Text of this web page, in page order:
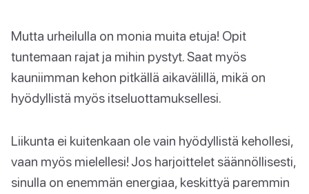
Mutta urheilulla on monia muita etuja! Opit
tuntemaan rajat ja mihin pystyt. Saat myös
kauniimman kehon pitkällä aikavälillä, mikä on
hyödyllistä myös itseluottamuksellesi.
Liikunta ei kuitenkaan ole vain hyödyllistä kehollesi,
vaan myös mielellesi! Jos harjoittelet säännöllisesti,
sinulla on enemmän energiaa, keskittyä paremmin